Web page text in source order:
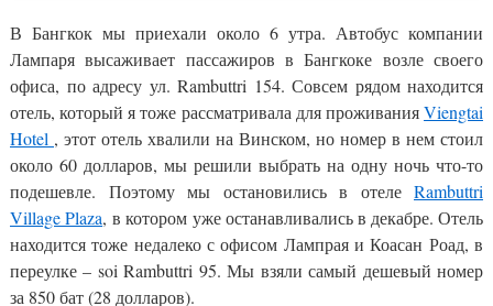
В Бангкок мы приехали около 6 утра. Автобус компании
Лампаря высаживает пассажиров в Бангкоке возле своего
офиса, по адресу ул. Rambuttri 154. Совсем рядом находится
отель, который я тоже рассматривала для проживанияViengtai
Hotel , этот отель хвалили на Винском, но номер в нем стоил
около 60 долларов, мы решили выбрать на одну ночь что-то
подешевле. Поэтому мы остановились в отеле Rambuttri
Village Plaza, в котором уже останавливались в декабре. Отель
находится тоже недалеко с офисом Лампрая и Коасан Роад, в
переулке – soi Rambuttri 95. Мы взяли самый дешевый номер
за 850 бат (28 долларов).